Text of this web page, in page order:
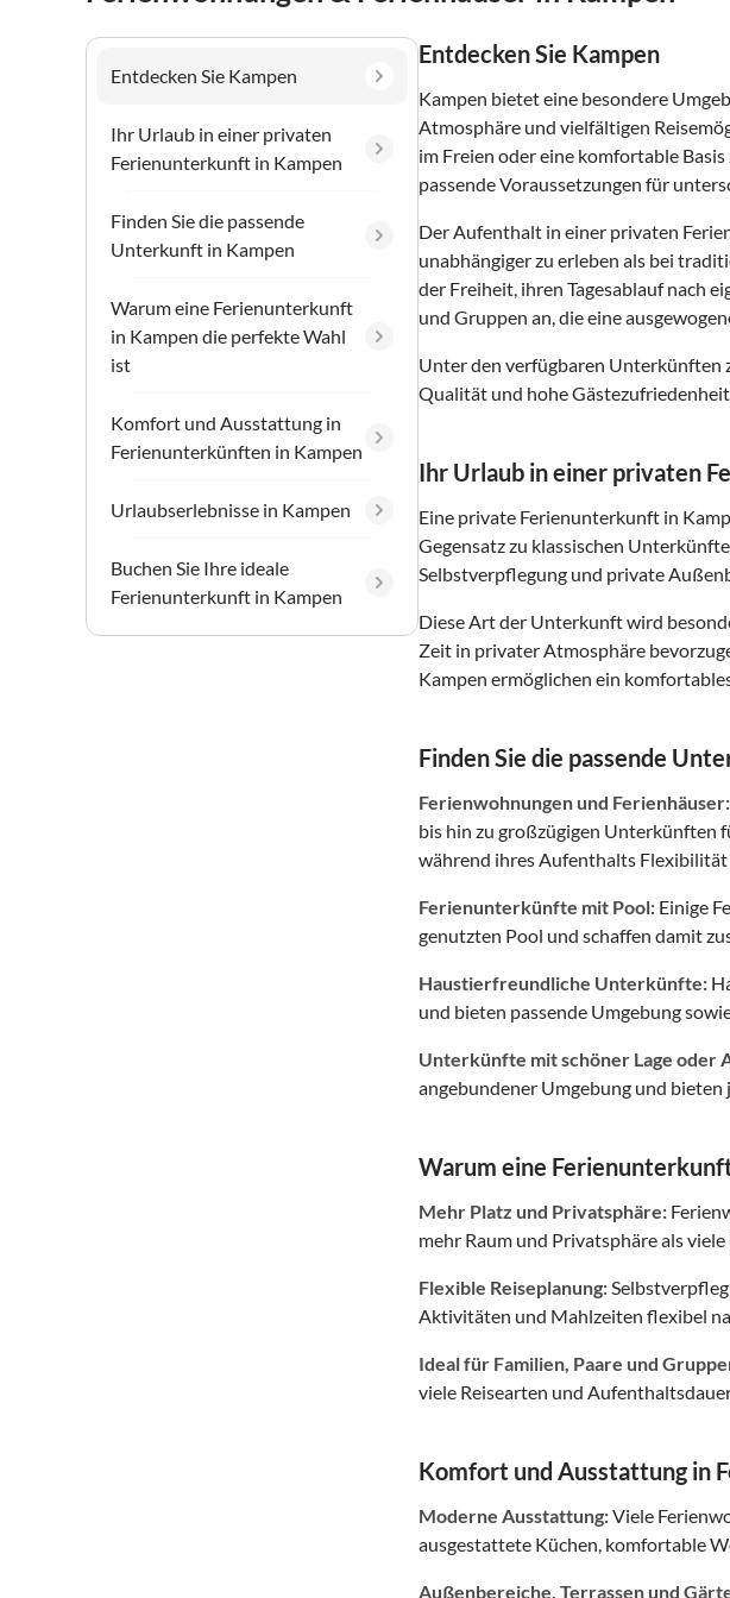
Entdecken Sie Kampen
Ihr Urlaub in einer privaten
Ferienunterkunft in Kampen
Finden Sie die passende
Unterkunft in Kampen
Warum eine Ferienunterkunft
in Kampen die perfekte Wahl
ist
Komfort und Ausstattung in
Ferienunterkünften in Kampen
Urlaubserlebnisse in Kampen
Buchen Sie Ihre ideale
Ferienunterkunft in Kampen
Entdecken Sie Kampen
Kampen bietet eine besondere
Atmosphäre und vielfältigen
im Freien oder eine komfortable
passende Voraussetzungen für
Der Aufenthalt in einer privaten
unabhängiger zu erleben als bei
der Freiheit, ihren Tagesablauf nach
und Gruppen an, die eine
Unter den verfügbaren Unterkünften
Qualität und hohe
Ihr Urlaub in einer privaten
Eine private Ferienunterkunft in
Gegensatz zu klassischen
Selbstverpflegung und private
Diese Art der Unterkunft wird
Zeit in privater Atmosphäre
Kampen ermöglichen ein
Finden Sie die passende
Ferienwohnungen und Ferienhäuser:
bis hin zu großzügigen Unterkünften
während ihres Aufenthalts
Ferienunterkünfte mit Pool: Einige
genutzten Pool und schaffen damit
Haustierfreundliche Unterkünfte:
und bieten passende Umgebung
Unterkünfte mit schöner Lage oder
angebundener Umgebung und
Warum eine
Mehr Platz und Privatsphäre:
mehr Raum und Privatsphäre als
Flexible Reiseplanung:
Aktivitäten und Mahlzeiten flexibel
Ideal für Familien, Paare und
viele Reisearten und
Komfort und Ausstattung in
Moderne Ausstattung:Viele
ausgestattete Küchen, komfortable
Außenbereiche, Terrassen und